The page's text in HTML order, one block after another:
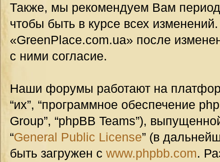
Также, мы рекомендуем Вам
чтобы быть в курсе всех
«GreenPlace.com.ua» после
с ними согласие.
Наши форумы работают на
“их”, “программное обеспечение
Group”, “phpBB Teams”),
“General Public License” (в
быть загружен с www.phpbb.com.